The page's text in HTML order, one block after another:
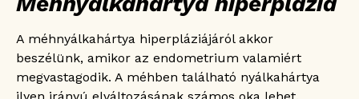
A méhnyálkahártya hiperpláziájáról akkor
beszélünk, amikor az endometrium valamiért
megvastagodik. A méhben található nyálkahártya